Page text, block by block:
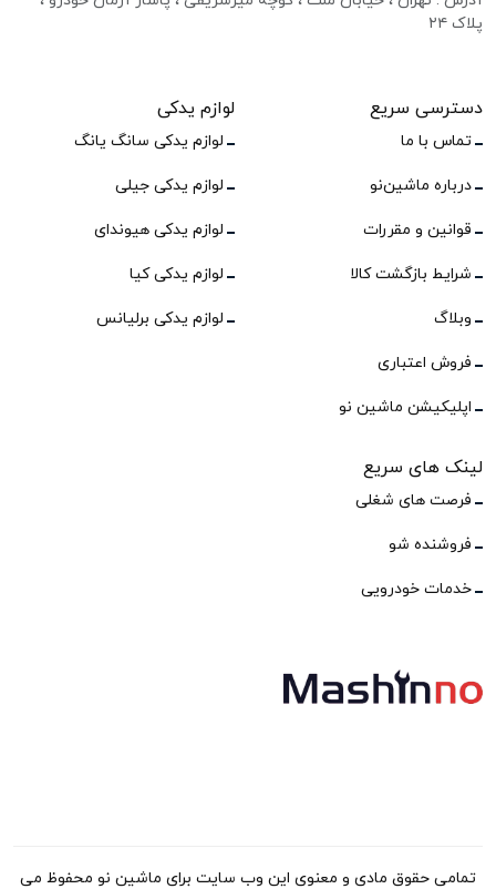
پلاک ۲۴
دسترسی سریع
تماس با ما
درباره ماشین‌نو
قوانین و مقررات
شرایط بازگشت کالا
وبلاگ
فروش اعتباری
اپلیکیشن ماشین نو
لوازم یدکی
لوازم یدکی سانگ یانگ
لوازم یدکی جیلی
لوازم یدکی هیوندای
لوازم یدکی کیا
لوازم یدکی برلیانس
لینک های سریع
فرصت های شغلی
فروشنده شو
خدمات خودرویی
تمامی حقوق مادی و معنوی این وب سایت برای ماشین نو محفوظ می